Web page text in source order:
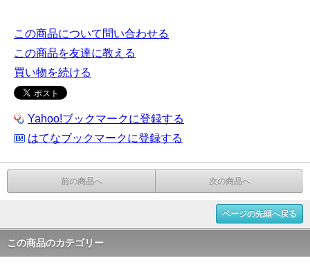
この商品について問い合わせる
この商品を友達に教える
買い物を続ける
Yahoo!ブックマークに登録する
はてなブックマークに登録する
前の商品へ 次の商品へ
ページの先頭へ戻る
この商品のカテゴリー